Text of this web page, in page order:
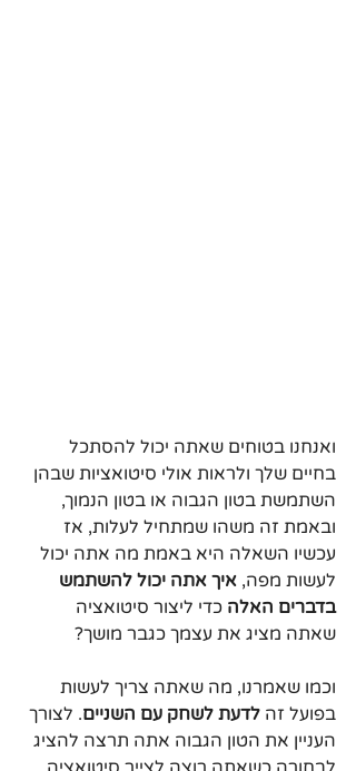
ואנחנו בטוחים שאתה יכול להסתכל
בחיים שלך ולראות אולי סיטואציות שבהן
השתמשת בטון הגבוה או בטון הנמוך,
ובאמת זה משהו שמתחיל לעלות, אז
עכשיו השאלה היא באמת מה אתה יכול
לעשות מפה, איך אתה יכול להשתמש
בדברים האלה כדי ליצור סיטואציה
שאתה מציג את עצמך כגבר מושך?
וכמו שאמרנו, מה שאתה צריך לעשות
בפועל זה לדעת לשחק עם השניים. לצורך
העניין את הטון הגבוה אתה תרצה להציג